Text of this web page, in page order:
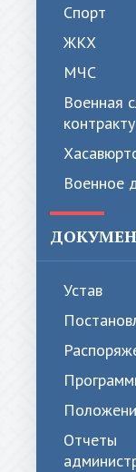
Спорт
ЖКХ
МЧС
Военная
контракту
Военное
Устав
Отчеты